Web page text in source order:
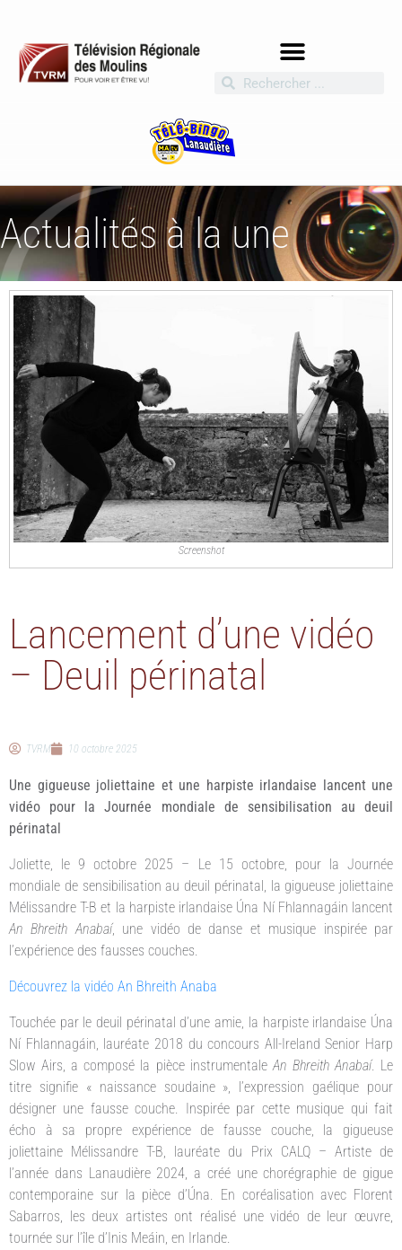
Actualités à la une
Screenshot
Lancement d’une vidéo
– Deuil périnatal
TVRM 10 octobre 2025
Une gigueuse joliettaine et une harpiste irlandaise lancent une
vidéo pour la Journée mondiale de sensibilisation au deuil
périnatal
Joliette, le 9 octobre 2025 – Le 15 octobre, pour la Journée
mondiale de sensibilisation au deuil périnatal, la gigueuse joliettaine
Mélissandre T-B et la harpiste irlandaise Úna Ní Fhlannagáin lancent
An Bhreith Anabaí, une vidéo de danse et musique inspirée par
l’expérience des fausses couches.
Découvrez la vidéo An Bhreith Anaba
Touchée par le deuil périnatal d’une amie, la harpiste irlandaise Úna
Ní Fhlannagáin, lauréate 2018 du concours All-Ireland Senior Harp
Slow Airs, a composé la pièce instrumentaleAn Bhreith Anabaí. Le
titre signifie « naissance soudaine », l’expression gaélique pour
désigner une fausse couche. Inspirée par cette musique qui fait
écho à sa propre expérience de fausse couche, la gigueuse
joliettaine Mélissandre T-B, lauréate du Prix CALQ – Artiste de
l’année dans Lanaudière 2024, a créé une chorégraphie de gigue
contemporaine sur la pièce d’Úna. En coréalisation avec Florent
Sabarros, les deux artistes ont réalisé une vidéo de leur œuvre,
tournée sur l’île d’Inis Meáin, en Irlande.